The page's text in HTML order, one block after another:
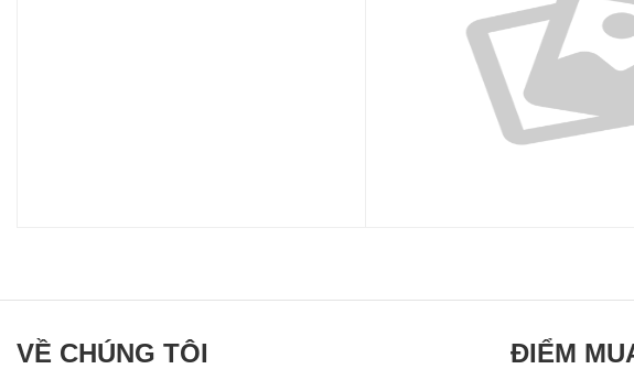
VỀ CHÚNG TÔI ĐIỂM